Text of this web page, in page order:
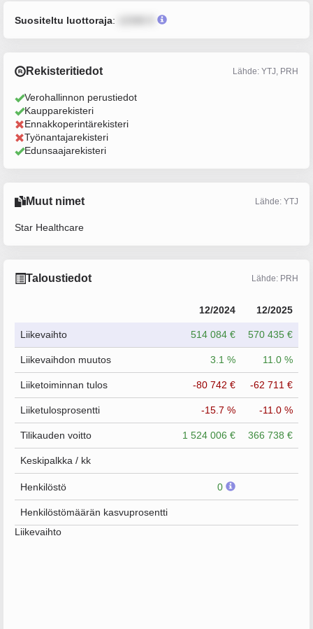
Suositeltu luottoraja:
Rekisteritiedot Lähde: YTJ, PRH
Verohallinnon perustiedot
Kaupparekisteri
Ennakkoperintärekisteri
Työnantajarekisteri
Edunsaajarekisteri
Muut nimet Lähde: YTJ
Star Healthcare
Taloustiedot Lähde: PRH
12/2024 12/2025
Liikevaihto 514 084 € 570 435 €
Liikevaihdon muutos 3.1 % 11.0 %
Liiketoiminnan tulos -80 742 € -62 711 €
Liiketulosprosentti -15.7 % -11.0 %
Tilikauden voitto 1 524 006 € 366 738 €
Keskipalkka / kk
Henkilöstö 0
Henkilöstömäärän kasvuprosentti
Liikevaihto